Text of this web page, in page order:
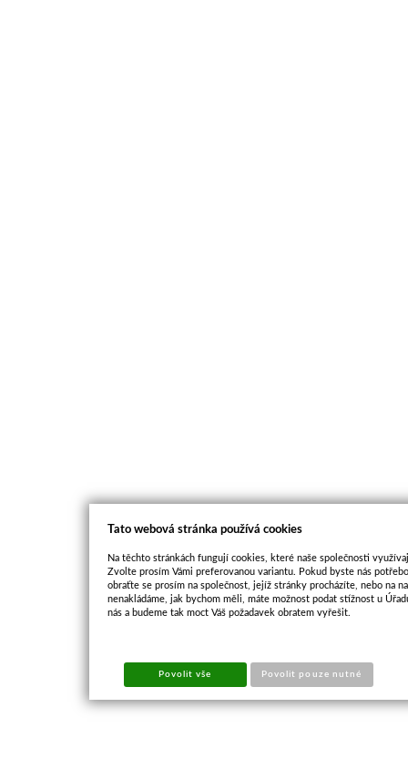
Tato webová stránka používá cookies
Na těchto stránkách fungují cookies, které naše společnosti
Zvolte prosím Vámi preferovanou variantu. Pokud byste nás
obraťte se prosím na společnost, jejíž stránky procházíte, nebo na
nenakládáme, jak bychom měli, máte možnost podat stížnost u
nás a budeme tak moct Váš požadavek obratem vyřešit.
Povolit vše Povolit pouze nutné